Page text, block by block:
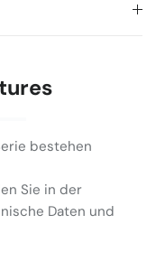
bestehen
Sie in der
Daten und